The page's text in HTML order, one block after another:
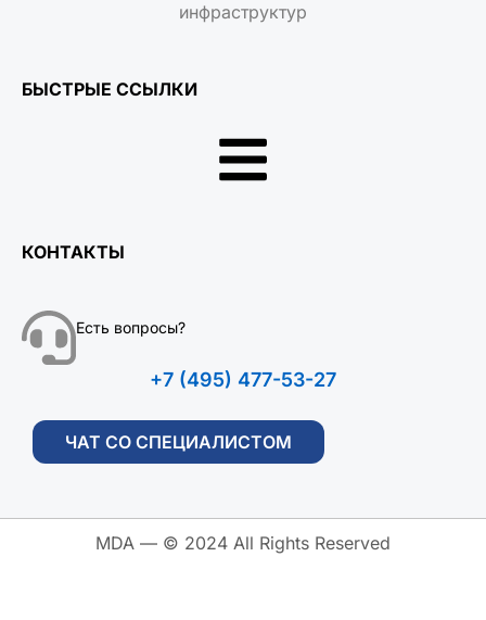
инфраструктур
БЫСТРЫЕ ССЫЛКИ
КОНТАКТЫ
Есть вопросы?
+7 (495) 477-53-27
ЧАТ СО СПЕЦИАЛИСТОМ
MDA — © 2024 All Rights Reserved